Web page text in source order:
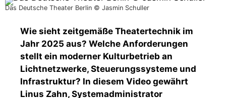
Das Deutsche Theater Berlin © Jasmin Schuller
Wie sieht zeitgemäße Theatertechnik im
Jahr 2025 aus? Welche Anforderungen
stellt ein moderner Kulturbetrieb an
Lichtnetzwerke, Steuerungssysteme und
Infrastruktur? In diesem Video gewährt
Linus Zahn, Systemadministrator